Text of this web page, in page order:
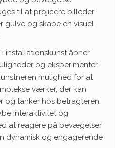
til at projicere billeder
gulve og skabe en visuel
installationskunst åbner
og eksperimenter.
mulighed for at
værker, der kan
og tanker hos betragteren.
interaktivitet og
at reagere på bevægelser
dynamisk og engagerende